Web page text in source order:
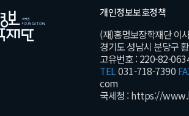
개인정보보호정책
(재)홍명보장학재단 이
경기도 성남시 분당구
고유번호 : 220-82-
TEL031-718-7390
com
국세청 :https://